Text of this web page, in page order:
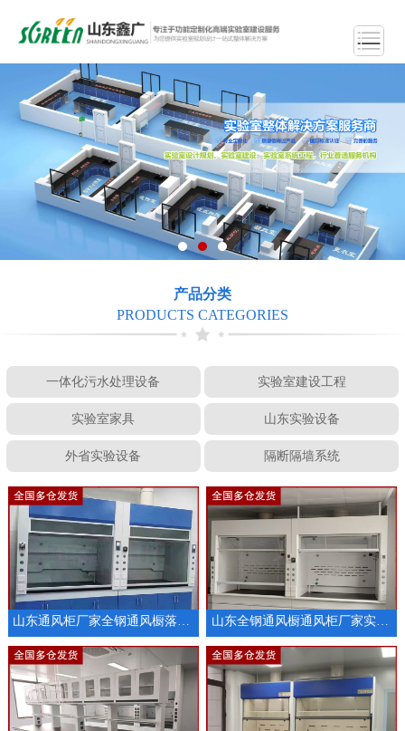
产品分类
PRODUCTS CATEGORIES
一体化污水处理设备 实验室建设工程
实验室家具 山东实验设备
外省实验设备 隔断隔墙系统
山东全钢通风橱通风柜厂家实验室家具供应